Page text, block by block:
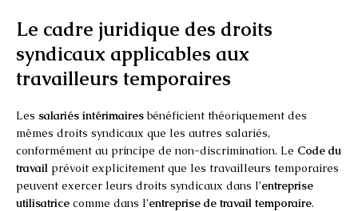
Le cadre juridique des droits
syndicaux applicables aux
travailleurs temporaires
Les salariés intérimaires bénéficient théoriquement des
mêmes droits syndicaux que les autres salariés,
conformément au principe de non-discrimination. Le Code du
travail prévoit explicitement que les travailleurs temporaires
peuvent exercer leurs droits syndicaux dans l’entreprise
utilisatrice comme dans l’entreprise de travail temporaire.